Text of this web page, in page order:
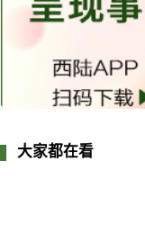
大家都在看